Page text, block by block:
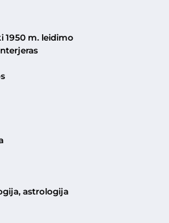
1950 m. leidimo
astrologija